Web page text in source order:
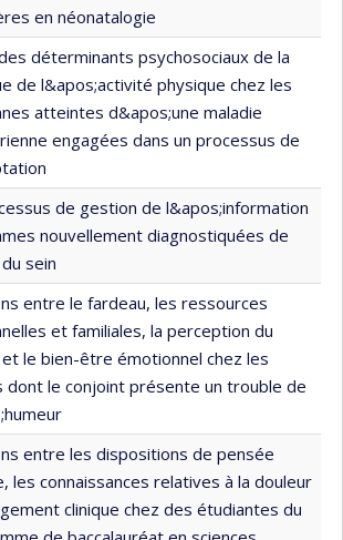
en néonatalogie
déterminants psychosociaux de la
de l&apos;activité physique chez les
atteintes d&apos;une maladie
engagées dans un processus de
de gestion de l&apos;information
nouvellement diagnostiquées de
sein
entre le fardeau, les ressources
et familiales, la perception du
le bien-être émotionnel chez les
dont le conjoint présente un trouble de
entre les dispositions de pensée
les connaissances relatives à la douleur
clinique chez des étudiantes du